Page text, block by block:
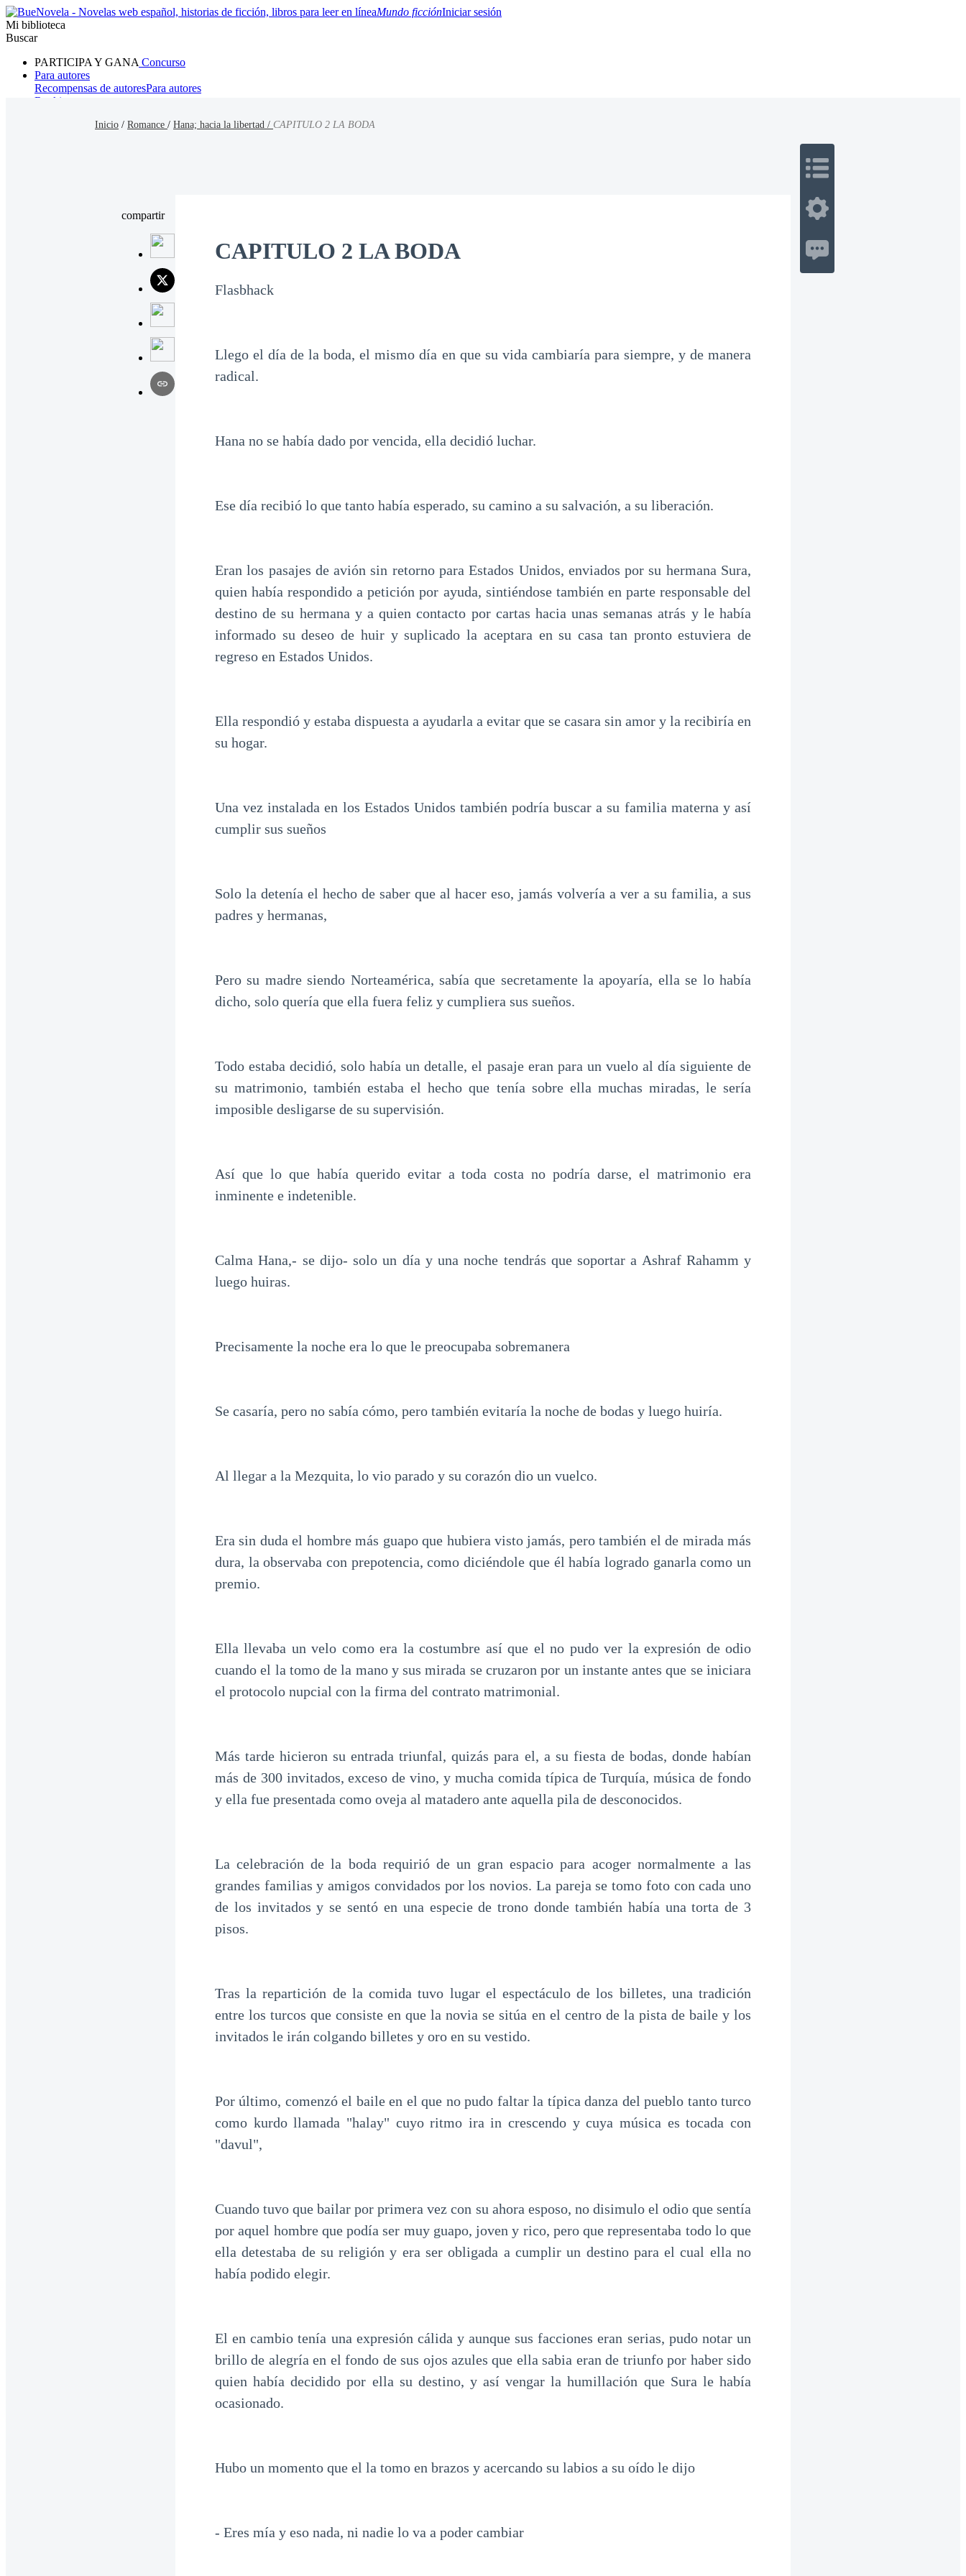
Mundo ficciónIniciar sesión
Mi biblioteca
Buscar
PARTICIPA Y GANA Concurso
Para autores
Recompensas de autoresPara autores
Ranking
Inicio / Romance / Hana; hacia la libertad / CAPITULO 2 LA BODA
compartir
CAPITULO 2 LA BODA
Flasbhack
Llego el día de la boda, el mismo día en que su vida cambiaría para siempre, y de manera
radical.
Hana no se había dado por vencida, ella decidió luchar.
Ese día recibió lo que tanto había esperado, su camino a su salvación, a su liberación.
Eran los pasajes de avión sin retorno para Estados Unidos, enviados por su hermana Sura,
quien había respondido a petición por ayuda, sintiéndose también en parte responsable del
destino de su hermana y a quien contacto por cartas hacia unas semanas atrás y le había
informado su deseo de huir y suplicado la aceptara en su casa tan pronto estuviera de
regreso en Estados Unidos.
Ella respondió y estaba dispuesta a ayudarla a evitar que se casara sin amor y la recibiría en
su hogar.
Una vez instalada en los Estados Unidos también podría buscar a su familia materna y así
cumplir sus sueños
Solo la detenía el hecho de saber que al hacer eso, jamás volvería a ver a su familia, a sus
padres y hermanas,
Pero su madre siendo Norteamérica, sabía que secretamente la apoyaría, ella se lo había
dicho, solo quería que ella fuera feliz y cumpliera sus sueños.
Todo estaba decidió, solo había un detalle, el pasaje eran para un vuelo al día siguiente de
su matrimonio, también estaba el hecho que tenía sobre ella muchas miradas, le sería
imposible desligarse de su supervisión.
Así que lo que había querido evitar a toda costa no podría darse, el matrimonio era
inminente e indetenible.
Calma Hana,- se dijo- solo un día y una noche tendrás que soportar a Ashraf Rahamm y
luego huiras.
Precisamente la noche era lo que le preocupaba sobremanera
Se casaría, pero no sabía cómo, pero también evitaría la noche de bodas y luego huiría.
Al llegar a la Mezquita, lo vio parado y su corazón dio un vuelco.
Era sin duda el hombre más guapo que hubiera visto jamás, pero también el de mirada más
dura, la observaba con prepotencia, como diciéndole que él había logrado ganarla como un
premio.
Ella llevaba un velo como era la costumbre así que el no pudo ver la expresión de odio
cuando el la tomo de la mano y sus mirada se cruzaron por un instante antes que se iniciara
el protocolo nupcial con la firma del contrato matrimonial.
Más tarde hicieron su entrada triunfal, quizás para el, a su fiesta de bodas, donde habían
más de 300 invitados, exceso de vino, y mucha comida típica de Turquía, música de fondo
y ella fue presentada como oveja al matadero ante aquella pila de desconocidos.
La celebración de la boda requirió de un gran espacio para acoger normalmente a las
grandes familias y amigos convidados por los novios. La pareja se tomo foto con cada uno
de los invitados y se sentó en una especie de trono donde también había una torta de 3
pisos.
Tras la repartición de la comida tuvo lugar el espectáculo de los billetes, una tradición
entre los turcos que consiste en que la novia se sitúa en el centro de la pista de baile y los
invitados le irán colgando billetes y oro en su vestido.
Por último, comenzó el baile en el que no pudo faltar la típica danza del pueblo tanto turco
como kurdo llamada "halay" cuyo ritmo ira in crescendo y cuya música es tocada con
"davul",
Cuando tuvo que bailar por primera vez con su ahora esposo, no disimulo el odio que sentía
por aquel hombre que podía ser muy guapo, joven y rico, pero que representaba todo lo que
ella detestaba de su religión y era ser obligada a cumplir un destino para el cual ella no
había podido elegir.
El en cambio tenía una expresión cálida y aunque sus facciones eran serias, pudo notar un
brillo de alegría en el fondo de sus ojos azules que ella sabia eran de triunfo por haber sido
quien había decidido por ella su destino, y así vengar la humillación que Sura le había
ocasionado.
Hubo un momento que el la tomo en brazos y acercando su labios a su oído le dijo
- Eres mía y eso nada, ni nadie lo va a poder cambiar